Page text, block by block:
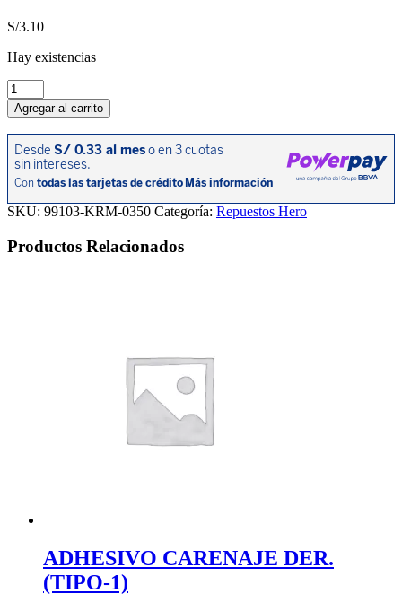
S/3.10
Hay existencias
SURTIDO
ALTA
#365
CARBURADOR
HUNK
150
12-
15
cantidad
Agregar al carrito
SKU: 99103-KRM-0350 Categoría: Repuestos Hero
Productos Relacionados
ADHESIVO CARENAJE DER.
(TIPO-1)